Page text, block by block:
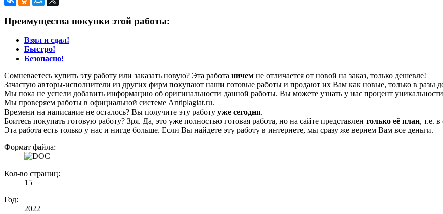
Преимущества покупки этой работы:
Взял и сдал!
Быстро!
Безопасно!
Сомневаетесь купить эту работу или заказать новую? Эта работа ничем не отличается от новой на заказ, только дешевле!
Зачастую авторы-исполнители из других фирм покупают наши готовые работы и продают их Вам как новые, только в разы
Мы пока не успели добавить информацию об оригинальности данной работы. Вы можете узнать у нас процент уникальности
Мы проверяем работы в официальной системе Аntiplagiat.ru.
Времени на написание не осталось? Вы получите эту работу уже сегодня.
Боитесь покупать готовую работу? Зря. Да, это уже полностью готовая работа, но на сайте представлен только её план, т.е.
Эта работа есть только у нас и нигде больше. Если Вы найдете эту работу в интернете, мы сразу же вернем Вам все деньги.
Формат файла:
Кол-во страниц:
15
Год:
2022